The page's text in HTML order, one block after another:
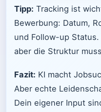
Tipp: Tracking ist
Bewerbung: Datum,
und Follow-up
aber die Struktur
Fazit: KI macht
Aber echte
Dein eigener Input